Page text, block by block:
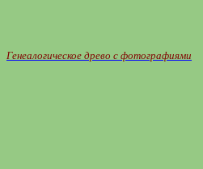
Генеалогическое древо с фотографиями